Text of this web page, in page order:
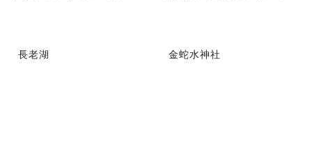
長老湖 金蛇水神社